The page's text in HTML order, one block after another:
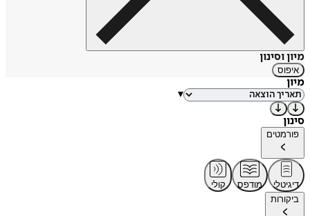
מיון וסינון
איפוס
מיון
▾
סינון
פורמטים
דיגיטלי מודפס
קולי
ביקורות